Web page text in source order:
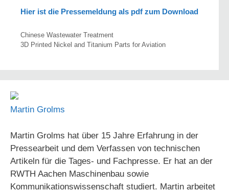
Hier ist die Pressemeldung als pdf zum Download
Chinese Wastewater Treatment
3D Printed Nickel and Titanium Parts for Aviation
Martin Grolms
Martin Grolms hat über 15 Jahre Erfahrung in der
Pressearbeit und dem Verfassen von technischen
Artikeln für die Tages- und Fachpresse. Er hat an der
RWTH Aachen Maschinenbau sowie
Kommunikationswissenschaft studiert. Martin arbeitet